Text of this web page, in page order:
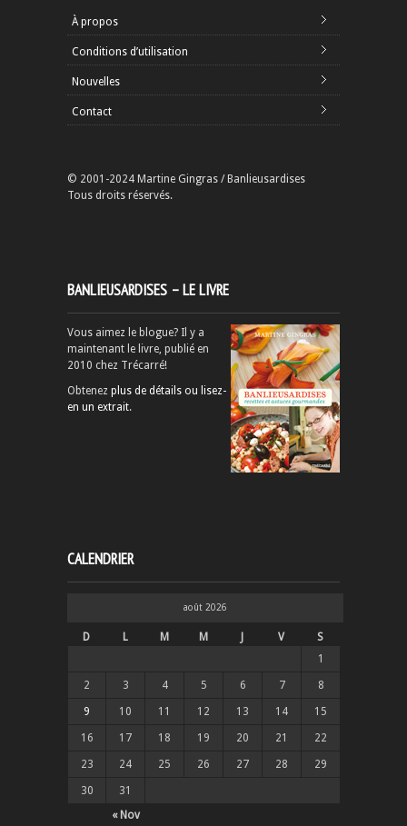
À propos
Conditions d’utilisation
Nouvelles
Contact
© 2001-2024 Martine Gingras / Banlieusardises
Tous droits réservés.
BANLIEUSARDISES – LE LIVRE
Vous aimez le blogue? Il y a
maintenant le livre, publié en
2010 chez Trécarré!
Obtenez plus de détails ou lisez-
en un extrait.
CALENDRIER
août 2026
D L M M J V S
« Nov
1
2 3 4 5 6 7 8
9 10 11 12 13 14 15
16 17 18 19 20 21 22
23 24 25 26 27 28 29
30 31